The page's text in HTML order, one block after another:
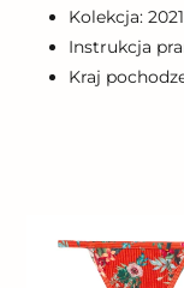
Kolekcja: 2021
Instrukcja
Kraj
Wildflowers
California